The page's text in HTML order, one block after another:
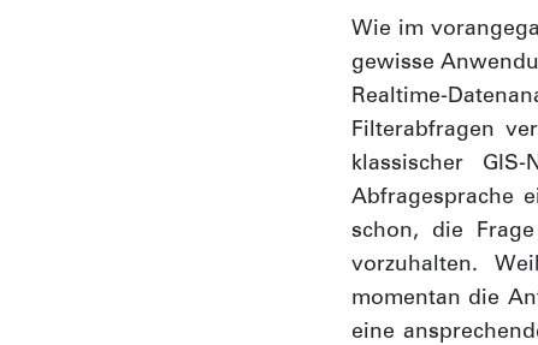
Wie im
gewisse
Realtime-
Filterabfragen
klassischer
Abfragesprache
schon, die
vorzuhalten.
momentan die
eine